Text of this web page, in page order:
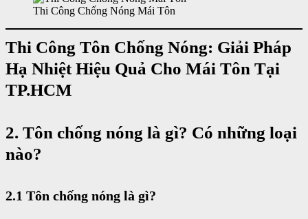
Thi Công Chống Nóng Mái Tôn
Thi Công Tôn Chống Nóng: Giải Pháp
Hạ Nhiệt Hiệu Quả Cho Mái Tôn Tại
TP.HCM
2. Tôn chống nóng là gì? Có những loại
nào?
2.1 Tôn chống nóng là gì?